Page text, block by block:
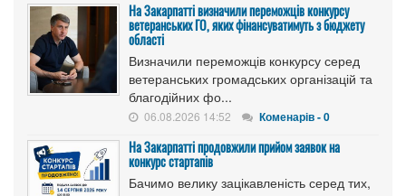
На Закарпатті визначили переможців конкурсу
ветеранських ГО, яких фінансуватимуть з бюджету
області
Визначили переможців конкурсу серед
ветеранських громадських організацій та
благодійних фо...
06.08.2026 14:52 Коменарів - 0
На Закарпатті продовжили прийом заявок на
конкурс стартапів
Бачимо велику зацікавленість серед тих,